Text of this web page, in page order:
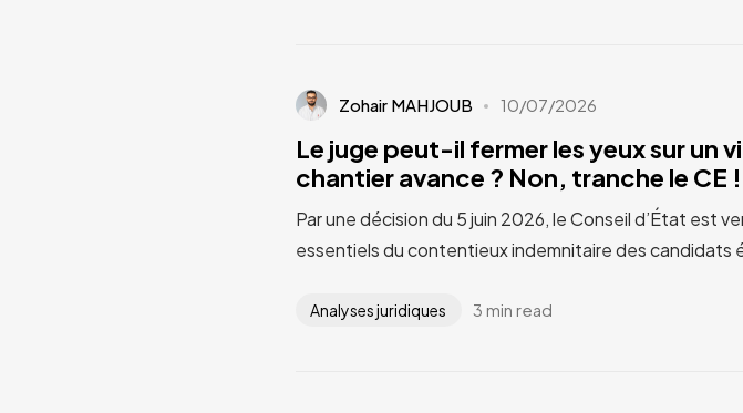
Zohair MAHJOUB 10/07/2026
Le juge peut-il fermer les yeux sur un
chantier avance ? Non, tranche le CE !
Par une décision du 5 juin 2026, le Conseil d’État est
essentiels du contentieux indemnitaire des candidats
Analyses juridiques 3 min read